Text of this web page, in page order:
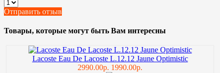
Отправить отзыв
Товары, которые могут быть Вам интересны
Lacoste Eau De Lacoste L.12.12 Jaune Optimistic
2990.00р. 1990.00р.